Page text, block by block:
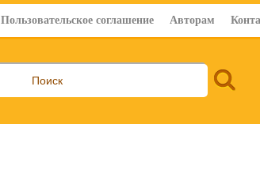
Пользовательское соглашение Авторам